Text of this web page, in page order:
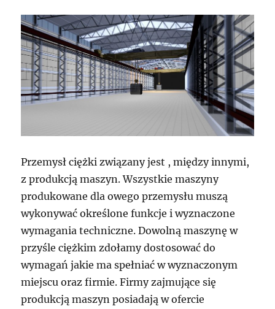
Przemysł ciężki związany jest , między innymi,
z produkcją maszyn. Wszystkie maszyny
produkowane dla owego przemysłu muszą
wykonywać określone funkcje i wyznaczone
wymagania techniczne. Dowolną maszynę w
przyśle ciężkim zdołamy dostosować do
wymagań jakie ma spełniać w wyznaczonym
miejscu oraz firmie. Firmy zajmujące się
produkcją maszyn posiadają w ofercie